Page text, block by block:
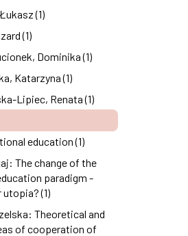
(1)
(1)
Dominika (1)
Katarzyna (1)
Lipiec, Renata (1)
education (1)
The change of the
paradigm -
(1)
Theoretical and
of cooperation of